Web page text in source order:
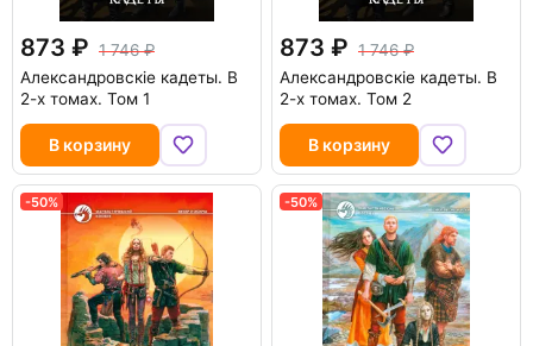
873
1 746
Александровскiе кадеты. В
2-х томах. Том 1
В корзину
873
1 746
Александровскiе кадеты. В
2-х томах. Том 2
В корзину
-50% -50%